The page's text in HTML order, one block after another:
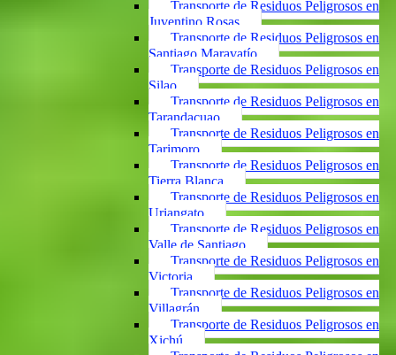
Transporte de Residuos Peligrosos en
Juventino Rosas
Transporte de Residuos Peligrosos en
Santiago Maravatío
Transporte de Residuos Peligrosos en
Silao
Transporte de Residuos Peligrosos en
Tarandacuao
Transporte de Residuos Peligrosos en
Tarimoro
Transporte de Residuos Peligrosos en
Tierra Blanca
Transporte de Residuos Peligrosos en
Uriangato
Transporte de Residuos Peligrosos en
Valle de Santiago
Transporte de Residuos Peligrosos en
Victoria
Transporte de Residuos Peligrosos en
Villagrán
Transporte de Residuos Peligrosos en
Xichú